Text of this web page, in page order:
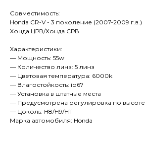
Совместимость:
Honda CR-V - 3 поколение (2007-2009 г.в.)
Хонда ЦРВ/Хонда СРВ
Характеристики:
— Мощность: 55w
— Количество линз: 5 линз
— Цветовая температура: 6000k
— Влагостойкость: iр67
— Установка в штатные места
— Предусмотрена регулировка по высоте
— Цоколь: Н8/Н9/Н11
Марка автомобиля: Honda